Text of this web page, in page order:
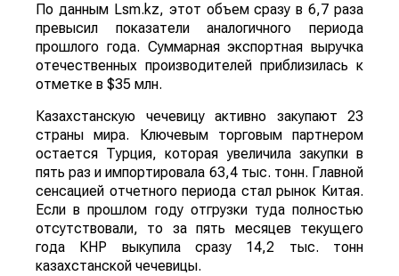
По данным Lsm.kz, этот объем сразу в 6,7 раза
превысил показатели аналогичного периода
прошлого года. Суммарная экспортная выручка
отечественных производителей приблизилась к
отметке в $35 млн.
Казахстанскую чечевицу активно закупают 23
страны мира. Ключевым торговым партнером
остается Турция, которая увеличила закупки в
пять раз и импортировала 63,4 тыс. тонн. Главной
сенсацией отчетного периода стал рынок Китая.
Если в прошлом году отгрузки туда полностью
отсутствовали, то за пять месяцев текущего
года КНР выкупила сразу 14,2 тыс. тонн
казахстанской чечевицы.